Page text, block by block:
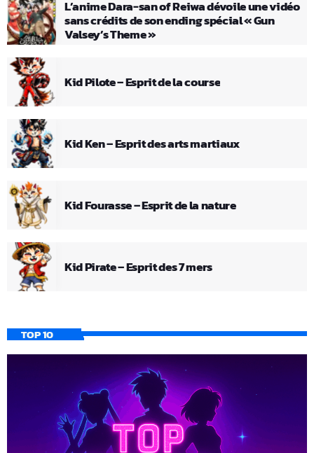
L’anime Dara-san of Reiwa dévoile une vidéo
sans crédits de son ending spécial « Gun
Valsey’s Theme »
Kid Pilote – Esprit de la course
Kid Ken – Esprit des arts martiaux
Kid Fourasse – Esprit de la nature
Kid Pirate – Esprit des 7 mers
TOP 10